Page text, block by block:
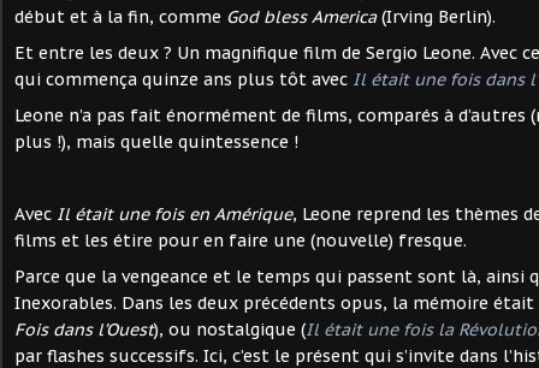
début et à la fin, comme God bless America(Irving Berlin).
Et entre les deux ? Un magnifique film de Sergio Leone. Avec
qui commença quinze ans plus tôt avec Il était une fois dans
Leone n’a pas fait énormément de films, comparés à
plus !), mais quelle quintessence !
Avec Il était une fois en Amérique, Leone reprend les thèmes
films et les étire pour en faire une (nouvelle) fresque.
Parce que la vengeance et le temps qui passent sont là, ainsi
Inexorables. Dans les deux précédents opus, la mémoire était
Fois dans l’Ouest), ou nostalgique (Il était une fois la
par flashes successifs. Ici, c’est le présent qui s’invite dans